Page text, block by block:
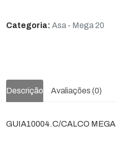
Categoria: Asa - Mega 20
Descrição Avaliações (0)
GUIA10004.C/CALCO MEGA